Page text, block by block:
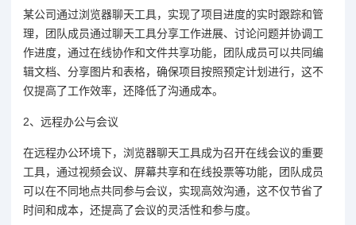
某公司通过浏览器聊天工具，实现了项目进度的实时跟踪和管
理，团队成员通过聊天工具分享工作进展、讨论问题并协调工
作进度，通过在线协作和文件共享功能，团队成员可以共同编
辑文档、分享图片和表格，确保项目按照预定计划进行，这不
仅提高了工作效率，还降低了沟通成本。
2、远程办公与会议
在远程办公环境下，浏览器聊天工具成为召开在线会议的重要
工具，通过视频会议、屏幕共享和在线投票等功能，团队成员
可以在不同地点共同参与会议，实现高效沟通，这不仅节省了
时间和成本，还提高了会议的灵活性和参与度。